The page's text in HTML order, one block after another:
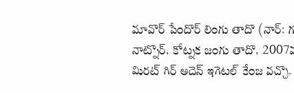
మావొర్ పేందొర్ లింగు తాదొ (నార్‌:
నాట్నొర్, కోట్నక జంగు తాదొ,
మిరట్ గిర్ అదెన్ ఇగెటల్ కేంజ వచ్చొ.